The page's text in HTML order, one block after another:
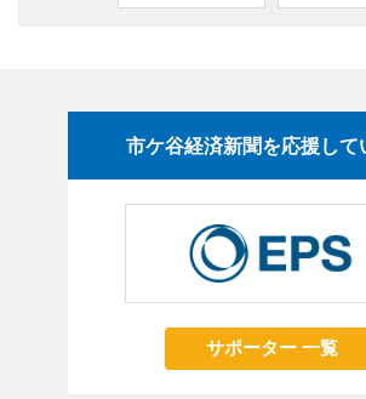
市ケ谷経済新聞を応援して
サポーター 一覧